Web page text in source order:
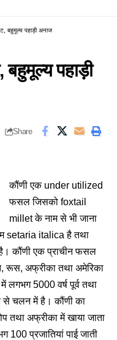
बहुमूल्य पहाड़ी अनाज
पहाड़ी
Share
कौंणी एक under utilized
फसल जिसको foxtail
millet के नाम से भी जाना
setaria italica है तथा
है। कौंणी एक प्राचीन फसल
रूस, अफ्रीका तथा अमेरिका
लगभग 5000 वर्ष पूर्व तथा
से चलन में है। कौंणी का
तथा अफ्रीका में खाया जाता
100 प्रजातियां पाई जाती